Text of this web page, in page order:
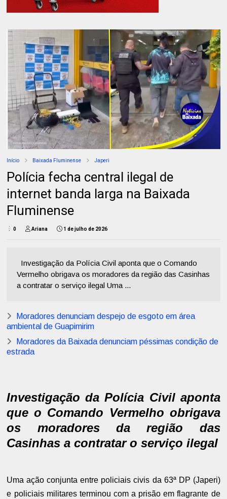
Início Baixada Fluminense Japeri
Polícia fecha central ilegal de
internet banda larga na Baixada
Fluminense
0 Ariana 1 de julho de 2026
Investigação da Polícia Civil aponta que o Comando
Vermelho obrigava os moradores da região das Casinhas
a contratar o serviço ilegal Uma ...
Moradores denunciam despejo de esgoto em área
ambiental de Guapimirim
Moradores da Baixada denunciam péssimas condição de
estrada
Investigação da Polícia Civil aponta
que o Comando Vermelho obrigava
os moradores da região das
Casinhas a contratar o serviço ilegal
Uma ação conjunta entre policiais civis da 63ª DP (Japeri)
e policiais militares terminou com a prisão em flagrante de